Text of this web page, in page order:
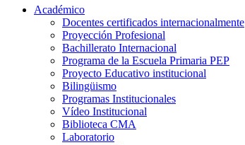
Académico
Docentes certificados internacionalmente
Proyección Profesional
Bachillerato Internacional
Programa de la Escuela Primaria PEP
Proyecto Educativo institucional
Bilingüismo
Programas Institucionales
Vídeo Institucional
Biblioteca CMA
Laboratorio